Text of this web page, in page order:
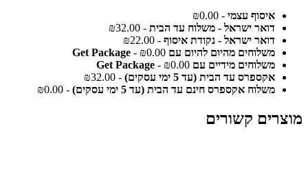
איסוף עצמי - ₪0.00
דואר ישראל - משלוח עד הבית - ₪32.00
דואר ישראל - נקודת איסוף - ₪22.00
משלוחים מהיום להיום עם Get Package - ₪0.00
משלוחים מידיים עם Get Package - ₪0.00
אקספרס עד הבית (עד 5 ימי עסקים)
- ₪32.00
משלוח אקספרס חינם עד הבית (עד 5 ימי עסקים)
- ₪0.00
מוצרים קשורים